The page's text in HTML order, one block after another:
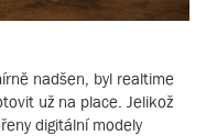
nadšen, byl realtime
už na place. Jelikož
digitální modely